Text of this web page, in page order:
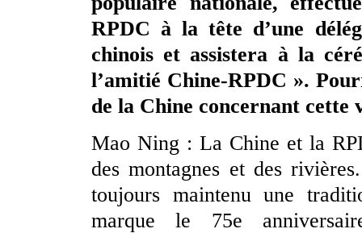
RPDC à la tête d’une
chinois et assistera à la
l’amitié Chine-RPDC ».
de la Chine concernant cette
Mao Ning : La Chine et la
des montagnes et des
toujours maintenu une
marque le 75e